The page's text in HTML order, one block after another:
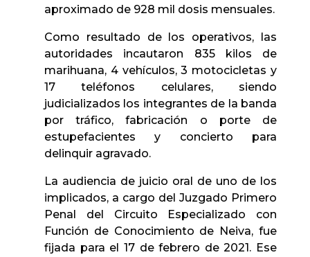
aproximado de 928 mil dosis mensuales.
Como resultado de los operativos, las
autoridades incautaron 835 kilos de
marihuana, 4 vehículos, 3 motocicletas y
17 teléfonos celulares, siendo
judicializados los integrantes de la banda
por tráfico, fabricación o porte de
estupefacientes y concierto para
delinquir agravado.
La audiencia de juicio oral de uno de los
implicados, a cargo del Juzgado Primero
Penal del Circuito Especializado con
Función de Conocimiento de Neiva, fue
fijada para el 17 de febrero de 2021. Ese